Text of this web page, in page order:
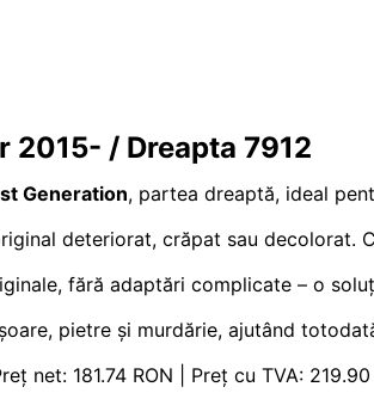
2015- / Dreapta 7912
Generation, partea dreaptă, ideal
deteriorat, crăpat sau decolorat.
fără adaptări complicate – o
pietre și murdărie, ajutând
net: 181.74 RON | Preț cu TVA: